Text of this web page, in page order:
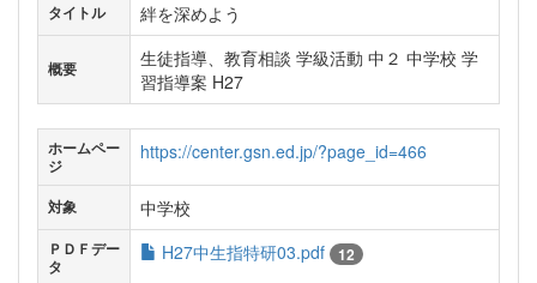
タイトル 絆を深めよう
概要
生徒指導、教育相談 学級活動 中２ 中学校 学
習指導案 H27
ホームペー
ジ
https://center.gsn.ed.jp/?page_id=466
対象 中学校
ＰＤＦデー
タ
H27中生指特研03.pdf 12